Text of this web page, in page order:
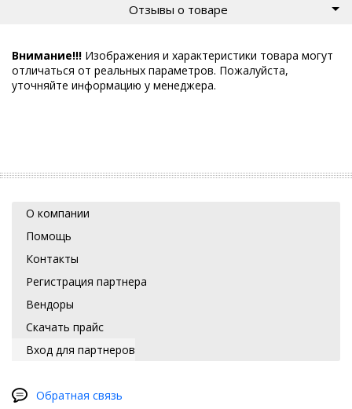
Отзывы о товаре
Внимание!!! Изображения и характеристики товара могут
отличаться от реальных параметров. Пожалуйста,
уточняйте информацию у менеджера.
О компании
Помощь
Контакты
Регистрация партнера
Вендоры
Скачать прайс
Вход для партнеров
Обратная связь